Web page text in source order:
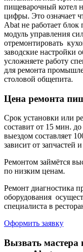
пищеварочный котел
цифры. Это означает
Abat не работает
модуль управления
отремонтировать
заводские настройки
усложняете работу
для ремонта
столовой общепита.
Цена ремонта
Срок установки или
составит от 15 мин.
выездом составляет
зависит от запчастей
Ремонтом займётся
по низким ценам.
Ремонт диагностика
оборудования
специалиста в
Оформить заявку
Вызвать мастера